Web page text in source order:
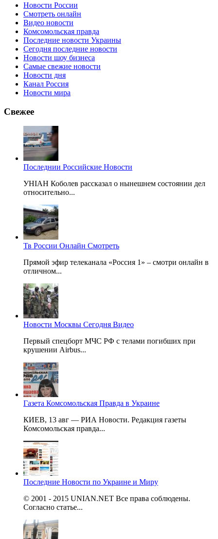
Новости России
Смотреть онлайн
Видео новости
Комсомольская правда
Последние новости Украины
Сегодня последние новости
Новости шоу бизнеса
Самые свежие новости
Новости дня
Канал Россия
Новости мира
Свежее
Последнии Российские Новости
УНІАН Коболев рассказал о нынешнем состоянии дел
относительно...
Тв России Онлайн Смотреть
Прямой эфир телеканала «Россия 1» – смотри онлайн в
отличном...
Новости Москвы Сегодня Видео
Первый спецборт МЧС РФ с телами погибших при
крушении Airbus...
Газета Комсомольская Правда в Украине
КИЕВ, 13 авг — РИА Новости. Редакция газеты
Комсомольская правда...
Последние Новости по Украине и Миру
© 2001 - 2015 UNIAN.NET Все права соблюдены.
Согласно статье...